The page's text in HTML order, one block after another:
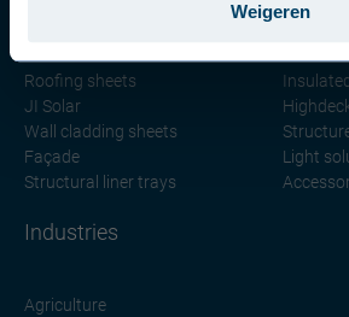
Weigeren
Roofing sheets
JI Solar
Wall cladding sheets
Façade
Structural liner trays
Light
Industries
Agriculture